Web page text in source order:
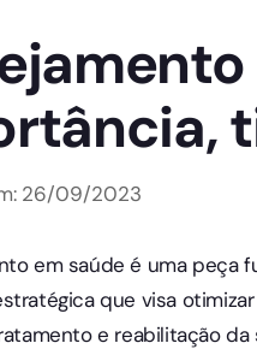
26/09/2023
em saúde é uma peça
que visa
e reabilitação da